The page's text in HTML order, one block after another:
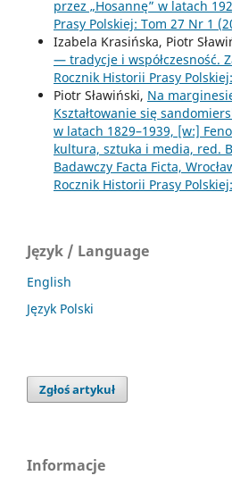
przez „Hosannę” w latach
Prasy Polskiej: Tom 27 Nr 1
Izabela Krasińska, Piotr
— tradycje i współczesność.
Rocznik Historii Prasy
Piotr Sławiński, Na
Kształtowanie się
w latach 1829–1939, [w:]
kultura, sztuka i media, red.
Badawczy Facta Ficta,
Rocznik Historii Prasy
Język / Language
English
Język Polski
Zgłoś artykuł
Informacje